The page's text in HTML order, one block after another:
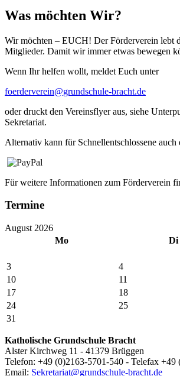
Was möchten Wir?
Wir möchten – EUCH! Der Förderverein lebt
Mitglieder. Damit wir immer etwas bewegen
Wenn Ihr helfen wollt, meldet Euch unter
foerderverein@grundschule-bracht.de
oder druckt den Vereinsflyer aus, siehe
Sekretariat.
Alternativ kann für Schnellentschlossene
Für weitere Informationen zum Förderverein
Termine
August 2026
Mo
Di
3
4
10
11
17
18
24
25
31
Katholische Grundschule Bracht
Alster Kirchweg 11 - 41379 Brüggen
Telefon: +49 (0)2163-5701-540 - Telefax +49
Email: Sekretariat@grundschule-bracht.de